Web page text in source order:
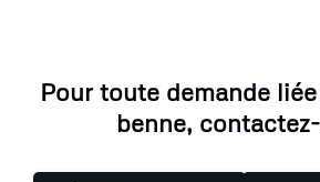
Pour toute demande
benne,